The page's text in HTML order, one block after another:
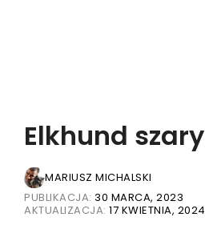
Elkhund szary
MARIUSZ MICHALSKI
PUBLIKACJA: 30 MARCA, 2023
AKTUALIZACJA: 17 KWIETNIA, 2024